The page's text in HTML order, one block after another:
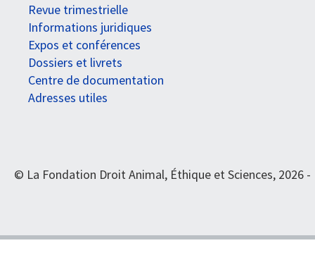
Revue trimestrielle
Informations juridiques
Expos et conférences
Dossiers et livrets
Centre de documentation
Adresses utiles
© La Fondation Droit Animal, Éthique et Sciences, 2026 -